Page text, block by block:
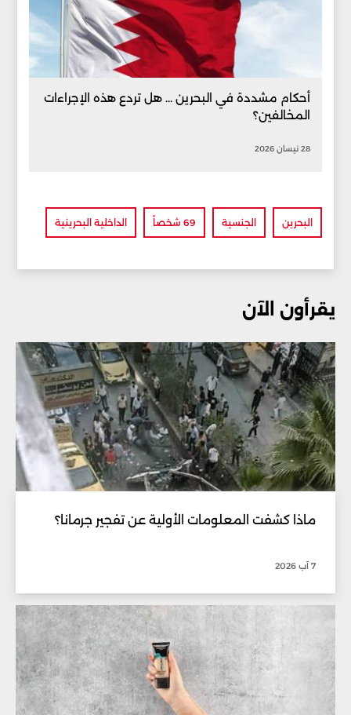
أحكام مشددة في البحرين ... هل تردع هذه الإجراءات
المخالفين؟
28 نيسان 2026
البحرين الجنسية 69 شخصاً الداخلية البحرينية
يقرأون الآن
ماذا كشفت المعلومات الأولية عن تفجير جرمانا؟
7 آب 2026